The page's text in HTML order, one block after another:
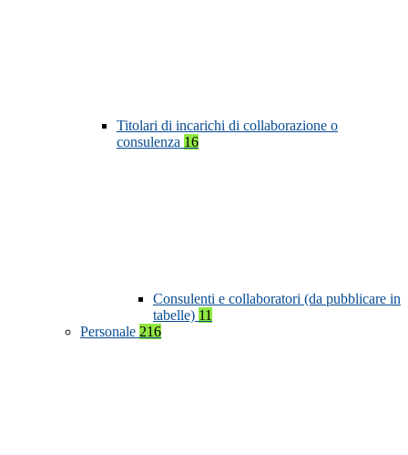
Titolari di incarichi di collaborazione o
consulenza 16
Consulenti e collaboratori (da pubblicare in
tabelle) 11
Personale 216